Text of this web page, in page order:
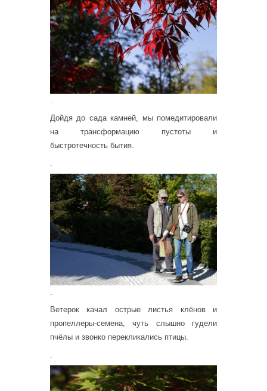
Дойдя до сада камней, мы помедитировали
на трансформацию пустоты и
быстротечность бытия.
Ветерок качал острые листья клёнов и
пропеллеры-семена, чуть слышно гудели
пчёлы и звонко перекликались птицы.